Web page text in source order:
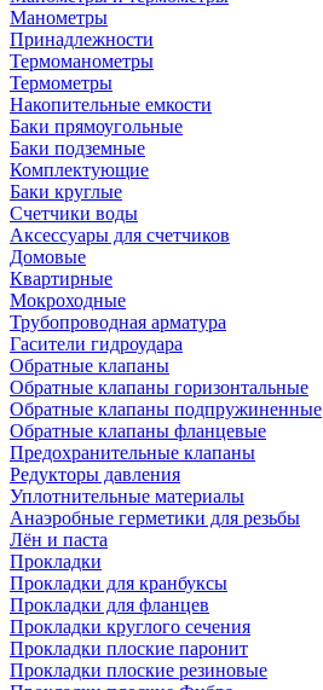
Манометры
Принадлежности
Термоманометры
Термометры
Накопительные емкости
Баки прямоугольные
Баки подземные
Комплектующие
Баки круглые
Счетчики воды
Аксессуары для счетчиков
Домовые
Квартирные
Мокроходные
Трубопроводная арматура
Гасители гидроудара
Обратные клапаны
Обратные клапаны горизонтальные
Обратные клапаны подпружиненные
Обратные клапаны фланцевые
Предохранительные клапаны
Редукторы давления
Уплотнительные материалы
Анаэробные герметики для резьбы
Лён и паста
Прокладки
Прокладки для кранбуксы
Прокладки для фланцев
Прокладки круглого сечения
Прокладки плоские паронит
Прокладки плоские резиновые